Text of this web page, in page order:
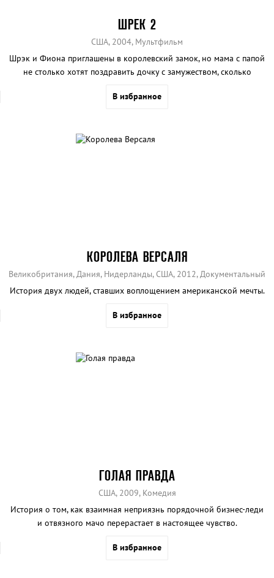
ШРЕК 2
США, 2004, Мультфильм
Шрэк и Фиона приглашены в королевский замок, но мама с папой
не столько хотят поздравить дочку с замужеством, сколько
В избранное
КОРОЛЕВА ВЕРСАЛЯ
Великобритания, Дания, Нидерланды, США, 2012, Документальный
История двух людей, ставших воплощением американской мечты.
В избранное
ГОЛАЯ ПРАВДА
США, 2009, Комедия
История о том, как взаимная неприязнь порядочной бизнес-леди
и отвязного мачо перерастает в настоящее чувство.
В избранное